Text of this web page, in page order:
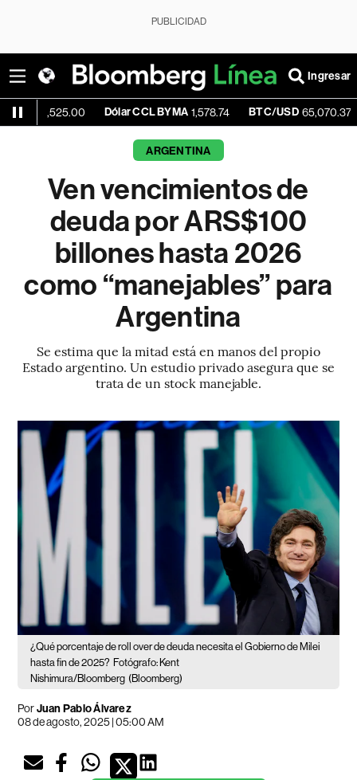
PUBLICIDAD
Ingresar
Dólar CCL BYMA 1,578.74 BTC/USD 65,070.37 +0.21%
ARGENTINA
Ven vencimientos de
deuda por ARS$100
billones hasta 2026
como “manejables” para
Argentina
Se estima que la mitad está en manos del propio
Estado argentino. Un estudio privado asegura que se
trata de un stock manejable.
¿Qué porcentaje de roll over de deuda necesita el Gobierno de Milei
hasta fin de 2025? Fotógrafo: Kent
Nishimura/Bloomberg (Bloomberg)
PorJuan Pablo Álvarez
08 de agosto, 2025 | 05:00 AM